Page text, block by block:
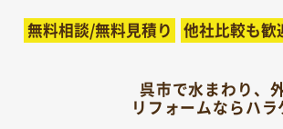
無料相談/無料見積り 他社比較も歓
呉市で水まわり、
リフォームならハ